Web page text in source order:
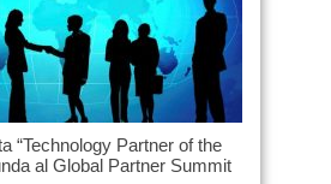
“Technology Partner of the
al Global Partner Summit